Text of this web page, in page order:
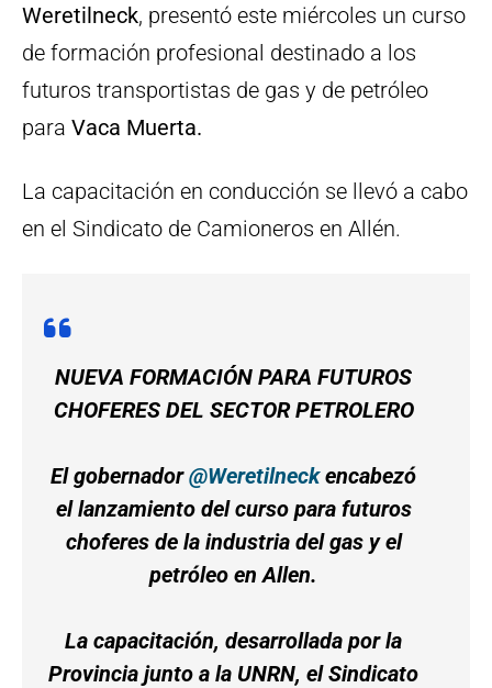
Weretilneck, presentó este miércoles un curso
de formación profesional destinado a los
futuros transportistas de gas y de petróleo
para Vaca Muerta.
La capacitación en conducción se llevó a cabo
en el Sindicato de Camioneros en Allén.
NUEVA FORMACIÓN PARA FUTUROS
CHOFERES DEL SECTOR PETROLERO
El gobernador@Weretilneckencabezó
el lanzamiento del curso para futuros
choferes de la industria del gas y el
petróleo en Allen.
La capacitación, desarrollada por la
Provincia junto a la UNRN, el Sindicato